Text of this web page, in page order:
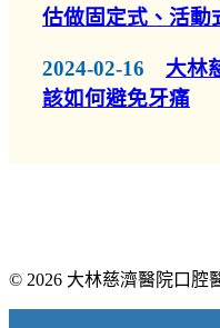
估做固定式、活動
2024-02-16 大林
該如何避免牙痛
© 2026 大林慈濟醫院口腔